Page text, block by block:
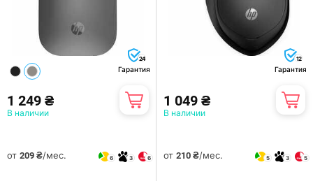
24
Гарантия
1 249 ₴
В наличии
от 209 ₴/мес. 6 3 6
12
Гарантия
1 049 ₴
В наличии
от 210 ₴/мес. 5 3 5